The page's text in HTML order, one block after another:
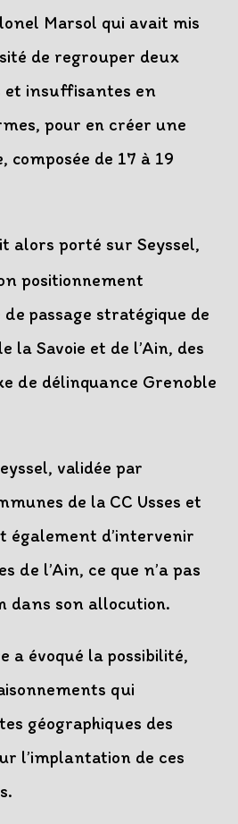
Marsol qui avait mis
de regrouper deux
et insuffisantes en
pour en créer une
de 17 à 19
alors porté sur Seyssel,
positionnement
passage stratégique de
la Savoie et de l’Ain, des
de délinquance Grenoble
validée par
de la CC Usses et
également d’intervenir
de l’Ain, ce que n’a pas
dans son allocution.
a évoqué la possibilité,
qui
géographiques des
l’implantation de ces